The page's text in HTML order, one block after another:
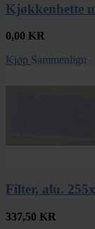
Kjøkkenhette
0,00 KR
Kjøp Sammenlign
Filter, alu.
337,50 KR